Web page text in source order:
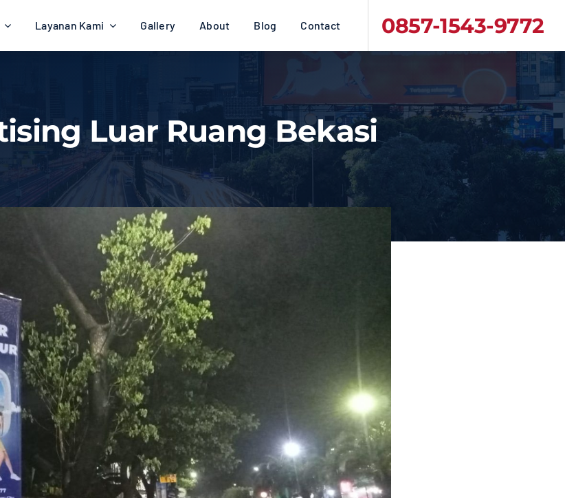
Layanan Kami Gallery About Blog Contact 0857-1543-9772
Luar Ruang Bekasi